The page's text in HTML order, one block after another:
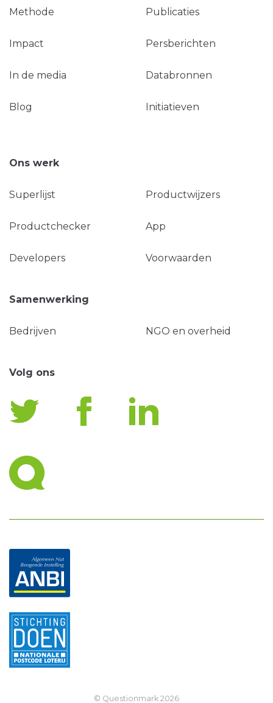
Methode Publicaties
Impact Persberichten
In de media Databronnen
Blog Initiatieven
Ons werk
Superlijst Productwijzers
Productchecker App
Developers Voorwaarden
Samenwerking
Bedrijven NGO en overheid
Volg ons
© Questionmark 2026